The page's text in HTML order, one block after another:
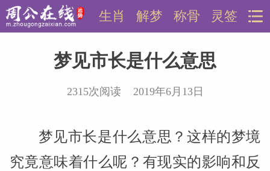
灵签
称骨
解梦
生肖
梦见市长是什么意思
2315次阅读 2019年6月13日
梦见市长是什么意思？这样的梦境
究竟意味着什么呢？有现实的影响和反